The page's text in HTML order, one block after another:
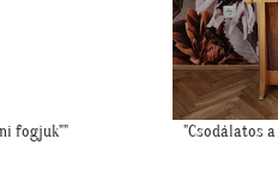
gondoltam!"